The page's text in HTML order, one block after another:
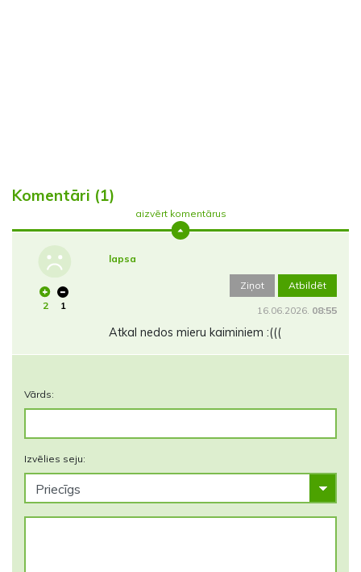
Komentāri (1)
aizvērt komentārus
2 1
lapsa
Ziņot Atbildēt
16.06.2026. 08:55
Atkal nedos mieru kaiminiem :(((
Vārds:
Izvēlies seju: